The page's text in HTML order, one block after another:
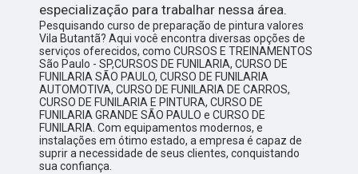
especialização para trabalhar nessa área.
Pesquisando curso de preparação de pintura valores
Vila Butantã? Aqui você encontra diversas opções de
serviços oferecidos, como CURSOS E TREINAMENTOS
São Paulo - SP,CURSOS DE FUNILARIA, CURSO DE
FUNILARIA SÃO PAULO, CURSO DE FUNILARIA
AUTOMOTIVA, CURSO DE FUNILARIA DE CARROS,
CURSO DE FUNILARIA E PINTURA, CURSO DE
FUNILARIA GRANDE SÃO PAULO e CURSO DE
FUNILARIA. Com equipamentos modernos, e
instalações em ótimo estado, a empresa é capaz de
suprir a necessidade de seus clientes, conquistando
sua confiança.